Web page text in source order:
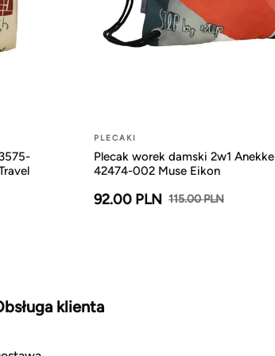
PLECAKI
Plecak worek damski 2w1 Anekke
42474-002 Muse Eikon
92.00 PLN 115.00 PLN
klienta